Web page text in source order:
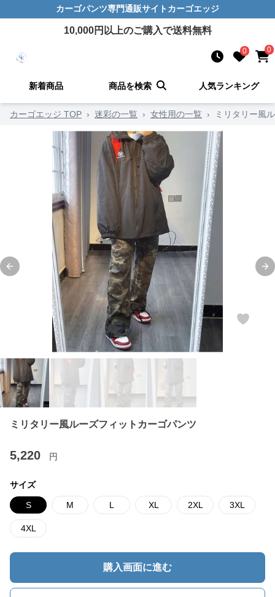
カーゴパンツ専門通販サイト カーゴエッジ
10,000円以上のご購入で送料無料
0 0
新着商品 商品を検索 人気ランキング
カーゴエッジ TOP › 迷彩の一覧 › 女性用の一覧 › ミリタリー風
Previous slide
ミリタリー風ルーズフィットカーゴパンツ
5,220 円
サイズ
S M L XL 2XL 3XL
4XL
購入画面に進む